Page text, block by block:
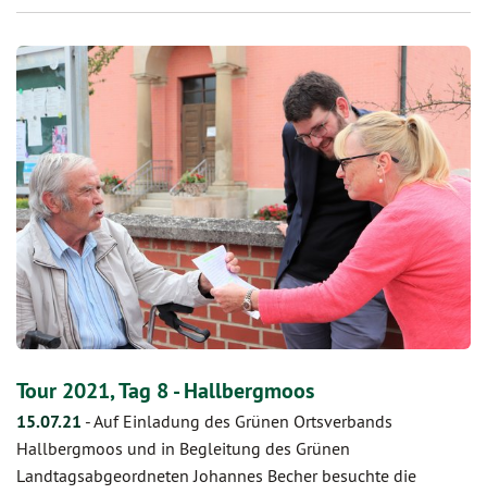
Tour 2021, Tag 8 - Hallbergmoos
15.07.21 -Auf Einladung des Grünen Ortsverbands
Hallbergmoos und in Begleitung des Grünen
Landtagsabgeordneten Johannes Becher besuchte die